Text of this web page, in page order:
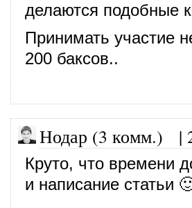
делаются подобные
Принимать участие
200 баксов..
Нодар (3 комм.) |
Круто, что времени
и написание статьи